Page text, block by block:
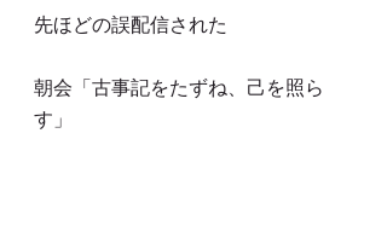
先ほどの誤配信された
朝会「古事記をたずね、己を照ら
す」